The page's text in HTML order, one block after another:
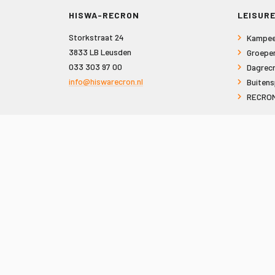
HISWA-RECRON
Storkstraat 24
3833 LB Leusden
033 303 97 00
info@hiswarecron.nl